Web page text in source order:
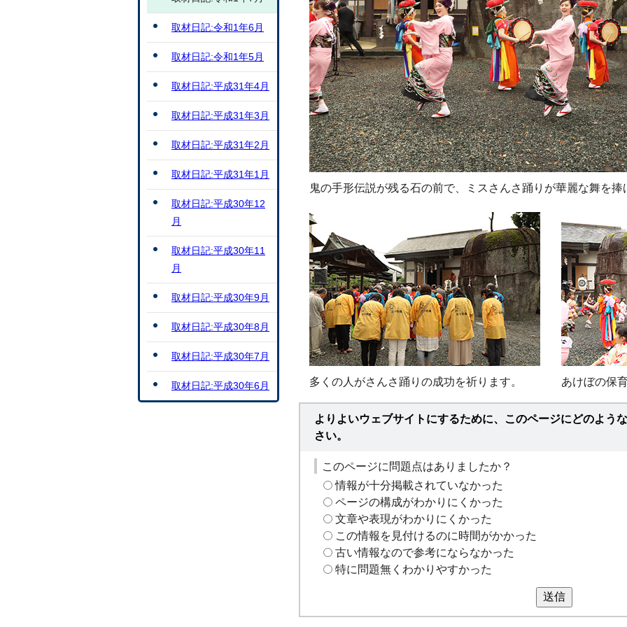
鬼の手形伝説が残る石の前で、ミスさんさ踊りが華麗な舞を捧
多くの人がさんさ踊りの成功を祈ります。 あけぼの保
よりよいウェブサイトにするために、このページにどのよう
さい。
このページに問題点はありましたか？
情報が十分掲載されていなかった
ページの構成がわかりにくかった
文章や表現がわかりにくかった
この情報を見付けるのに時間がかかった
古い情報なので参考にならなかった
特に問題無くわかりやすかった
送信
取材日記:令和1年6月
取材日記:令和1年5月
取材日記:平成31年4月
取材日記:平成31年3月
取材日記:平成31年2月
取材日記:平成31年1月
取材日記:平成30年12
月
取材日記:平成30年11
月
取材日記:平成30年9月
取材日記:平成30年8月
取材日記:平成30年7月
取材日記:平成30年6月